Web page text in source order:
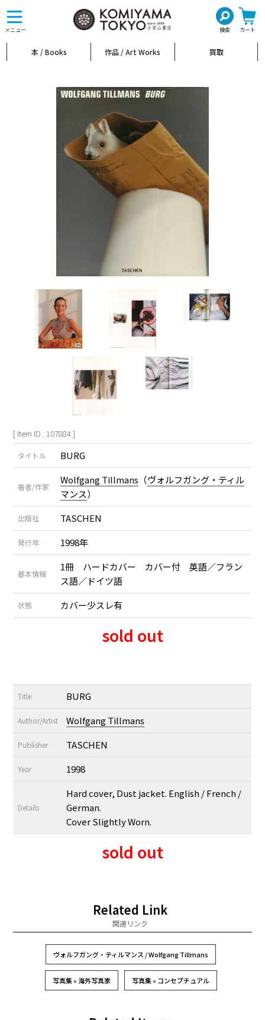
メニュー 検索 カート
toggle
navigation
本 / Books 作品 / Art Works 買取
[ Item ID : 107884 ]
タイトル BURG
著者/作家
Wolfgang Tillmans （ヴォルフガング・ティル
マンス）
出版社 TASCHEN
発行年 1998年
基本情報
1冊 ハードカバー カバー付 英語／フラン
ス語／ドイツ語
状態 カバー少スレ有
sold out
Title BURG
Author/Artist Wolfgang Tillmans
Publisher TASCHEN
Year 1998
Details
Hard cover, Dust jacket. English / French /
German.
Cover Slightly Worn.
sold out
Related Link
関連リンク
ヴォルフガング・ティルマンス / Wolfgang Tillmans
写真集 » 海外写真家 写真集 » コンセプチュアル